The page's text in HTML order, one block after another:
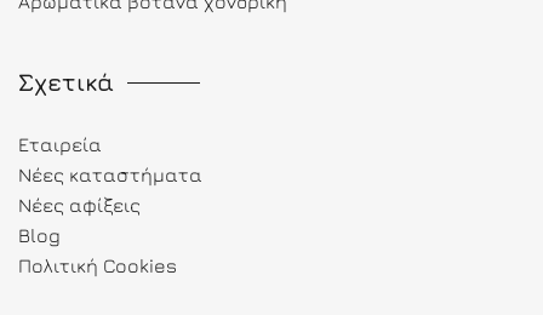
Σχετικά
Εταιρεία
Νέες καταστήματα
Νέες αφίξεις
Blog
Πολιτική Cookies